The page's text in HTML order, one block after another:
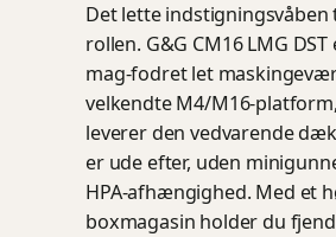
Det lette
rollen. G&G CM16 LMG
mag-fodret let
velkendte M4/M16-
leverer den vedvarende
er ude efter, uden
HPA-afhængighed. Med et
boxmagasin holder du